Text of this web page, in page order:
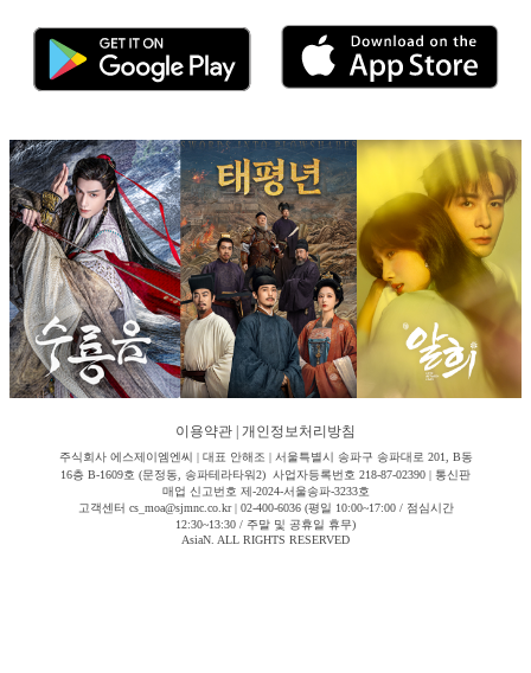
이용약관 개인정보처리방침
주식회사 에스제이엠엔씨 | 대표 안해조 | 서울특별시 송파구 송파대로 201, B동
16층 B-1609호 (문정동, 송파테라타워2) 사업자등록번호 218-87-02390 | 통신판
매업 신고번호 제-2024-서울송파-3233호
고객센터 cs_moa@sjmnc.co.kr | 02-400-6036 (평일 10:00~17:00 / 점심시간
12:30~13:30 / 주말 및 공휴일 휴무)
AsiaN. ALL RIGHTS RESERVED